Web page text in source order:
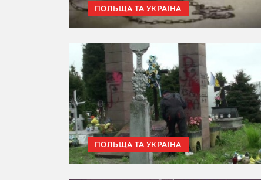
ПОЛЬЩА ТА УКРАЇНА
ПОЛЬЩА ТА УКРАЇНА